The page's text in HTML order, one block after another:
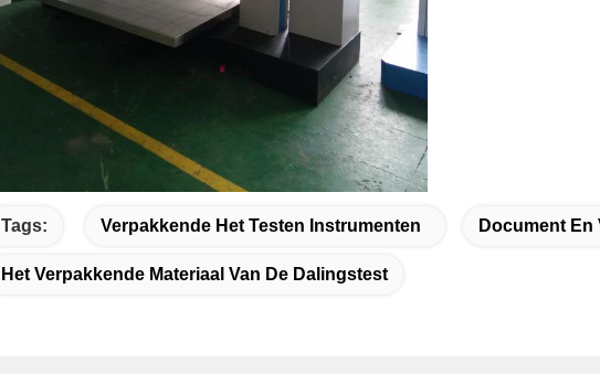
Tags: Verpakkende Het Testen Instrumenten Document En
Het Verpakkende Materiaal Van De Dalingstest